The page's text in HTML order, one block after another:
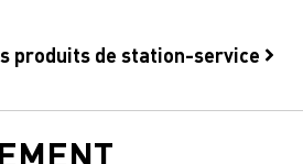
produits de station-service